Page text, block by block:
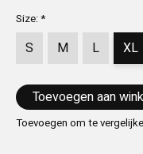
Size:*
S M L XL
Toevoegen om te